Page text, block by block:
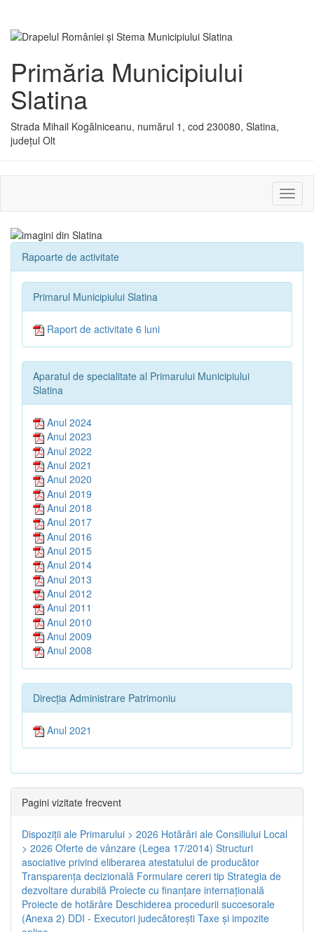
Primăria Municipiului
Slatina
Strada Mihail Kogălniceanu, numărul 1, cod 230080, Slatina,
județul Olt
sau
Rapoarte de activitate
Primarul Municipiului Slatina
Raport de activitate 6 luni
Aparatul de specialitate al Primarului Municipiului
Slatina
Anul 2024
Anul 2023
Anul 2022
Anul 2021
Anul 2020
Anul 2019
Anul 2018
Anul 2017
Anul 2016
Anul 2015
Anul 2014
Anul 2013
Anul 2012
Anul 2011
Anul 2010
Anul 2009
Anul 2008
Direcția Administrare Patrimoniu
Anul 2021
Pagini vizitate frecvent
Dispoziţii ale Primarului > 2026 Hotărâri ale Consiliului Local
> 2026 Oferte de vânzare (Legea 17/2014) Structuri
asociative privind eliberarea atestatului de producător
Transparenţa decizională Formulare cereri tip Strategia de
dezvoltare durabilă Proiecte cu finanţare internaţională
Proiecte de hotărâre Deschiderea procedurii succesorale
(Anexa 2) DDI - Executori judecătorești Taxe şi impozite